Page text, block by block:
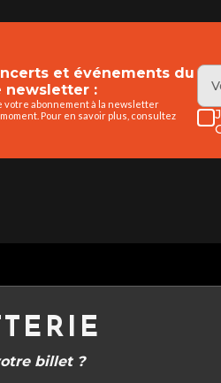
et événements du
newsletter :
abonnement à la newsletter
Pour en savoir plus, consultez
billet ?